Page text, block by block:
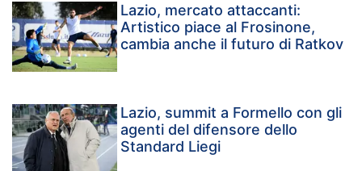
Lazio, mercato attaccanti:
Artistico piace al Frosinone,
cambia anche il futuro di Ratkov
Lazio, summit a Formello con gli
agenti del difensore dello
Standard Liegi